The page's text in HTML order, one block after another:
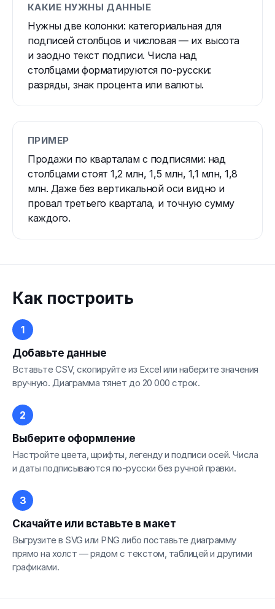
КАКИЕ НУЖНЫ ДАННЫЕ
Нужны две колонки: категориальная для
подписей столбцов и числовая — их высота
и заодно текст подписи. Числа над
столбцами форматируются по-русски:
разряды, знак процента или валюты.
ПРИМЕР
Продажи по кварталам с подписями: над
столбцами стоят 1,2 млн, 1,5 млн, 1,1 млн, 1,8
млн. Даже без вертикальной оси видно и
провал третьего квартала, и точную сумму
каждого.
Как построить
Добавьте данные
Вставьте CSV, скопируйте из Excel или наберите значения
вручную. Диаграмма тянет до 20 000 строк.
Выберите оформление
Настройте цвета, шрифты, легенду и подписи осей. Числа
и даты подписываются по-русски без ручной правки.
Скачайте или вставьте в макет
Выгрузите в SVG или PNG либо поставьте диаграмму
прямо на холст — рядом с текстом, таблицей и другими
графиками.